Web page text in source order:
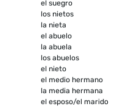
el suegro
los nietos
la nieta
el abuelo
la abuela
los abuelos
el nieto
el medio hermano
la media hermana
el esposo/el marido